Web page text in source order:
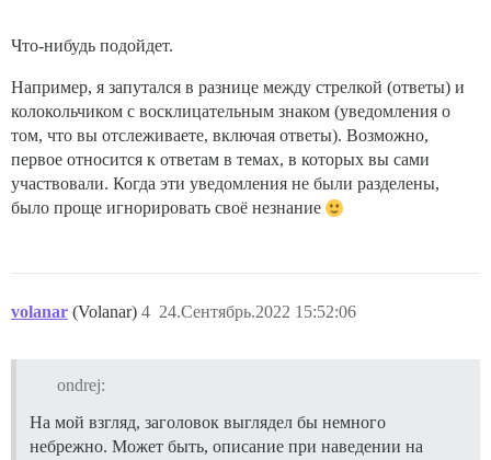
Что-нибудь подойдет.
Например, я запутался в разнице между стрелкой (ответы) и
колокольчиком с восклицательным знаком (уведомления о
том, что вы отслеживаете, включая ответы). Возможно,
первое относится к ответам в темах, в которых вы сами
участвовали. Когда эти уведомления не были разделены,
было проще игнорировать своё незнание
volanar (Volanar) 24.Сентябрь.2022 15:52:06
4
ondrej:
На мой взгляд, заголовок выглядел бы немного
небрежно. Может быть, описание при наведении на